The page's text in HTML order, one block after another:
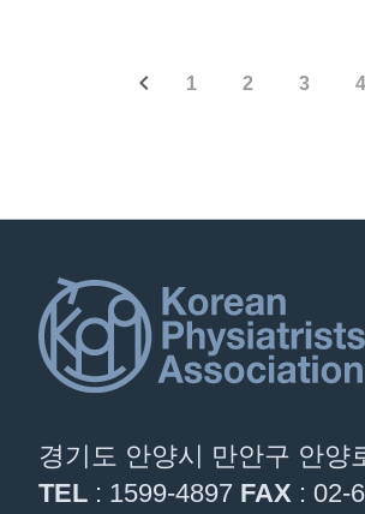
1 2 3 4
경기도 안양시 만안구 안양
TEL : 1599-4897 FAX : 02-